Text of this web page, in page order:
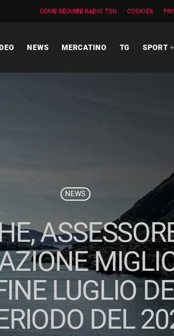
COME SEGUIRE RADIO TSN COOKIES
NEWS MERCATINO TG SPORT
NEWS
LUGLIO
DEL